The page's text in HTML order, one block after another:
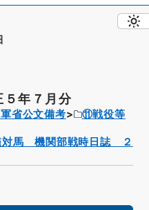
５年７月分
省公文備考
⑪戦役等
馬 機関部戦時日誌 ２